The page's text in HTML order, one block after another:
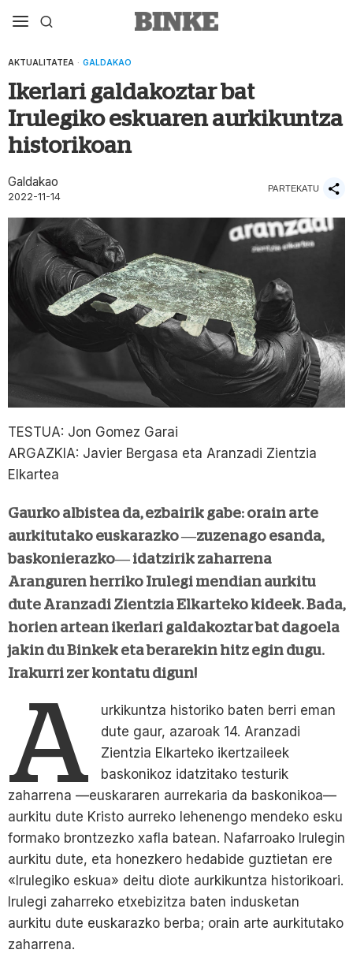
AKTUALITATEA · GALDAKAO
Ikerlari galdakoztar bat
Irulegiko eskuaren aurkikuntza
historikoan
Galdakao
2022-11-14
PARTEKATU
TESTUA: Jon Gomez Garai
ARGAZKIA: Javier Bergasa eta Aranzadi Zientzia
Elkartea
Gaurko albistea da, ezbairik gabe: orain arte
aurkitutako euskarazko —zuzenago esanda,
baskonierazko— idatzirik zaharrena
Aranguren herriko Irulegi mendian aurkitu
dute Aranzadi Zientzia Elkarteko kideek. Bada,
horien artean ikerlari galdakoztar bat dagoela
jakin du Binkek eta berarekin hitz egin dugu.
Irakurri zer kontatu digun!
A
urkikuntza historiko baten berri eman
dute gaur, azaroak 14. Aranzadi
Zientzia Elkarteko ikertzaileek
baskonikoz idatzitako testurik
zaharrena —euskararen aurrekaria da baskonikoa—
aurkitu dute Kristo aurreko lehenengo mendeko esku
formako brontzezko xafla batean. Nafarroako Irulegin
aurkitu dute, eta honezkero hedabide guztietan ere
«Irulegiko eskua» deitu diote aurkikuntza historikoari.
Irulegi zaharreko etxebizitza baten indusketan
aurkitu dute euskarazko berba; orain arte aurkitutako
zaharrena.